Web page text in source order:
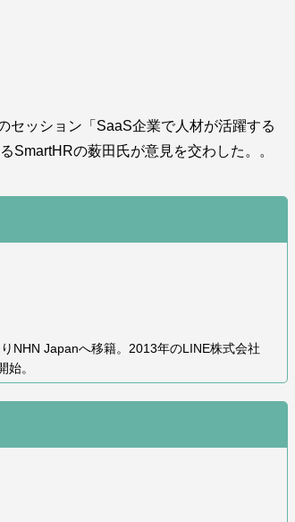
セッション「SaaS企業で人材が活躍する
SmartHRの薮田氏が意見を交わした。。
NHN Japanへ移籍。2013年のLINE株式会社
。